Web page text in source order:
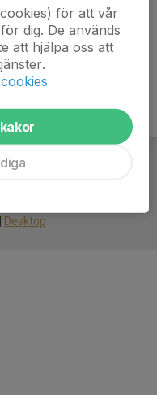
Desktop
för att vår
dig. De används
att hjälpa oss att